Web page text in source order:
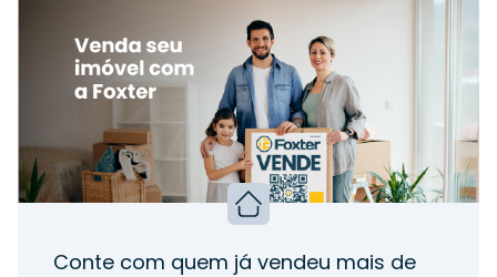
Conte com quem já vendeu mais de